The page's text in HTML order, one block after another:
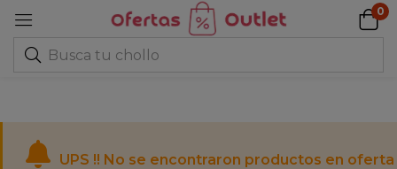
0
UPS !! No se encontraron productos en oferta